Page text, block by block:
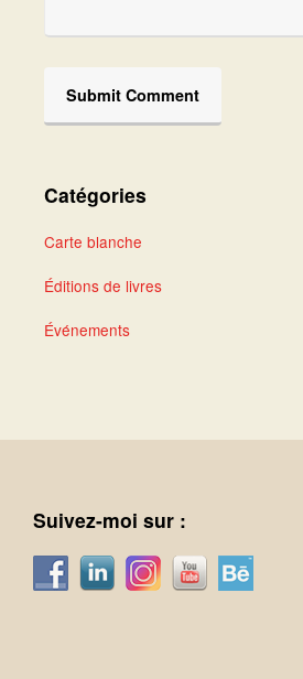
Catégories
Carte blanche
Éditions de livres
Événements
Suivez-moi sur :